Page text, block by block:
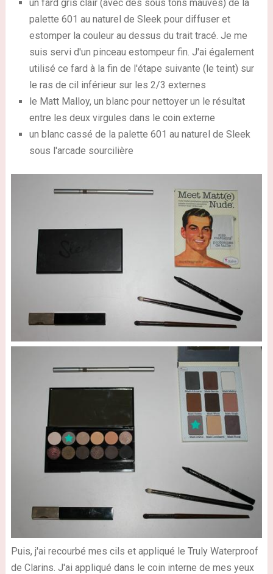
un fard gris clair (avec des sous tons mauves) de la
palette 601 au naturel de Sleek pour diffuser et
estomper la couleur au dessus du trait tracé. Je me
suis servi d'un pinceau estompeur fin. J'ai également
utilisé ce fard à la fin de l'étape suivante (le teint) sur
le ras de cil inférieur sur les 2/3 externes
le Matt Malloy, un blanc pour nettoyer un le résultat
entre les deux virgules dans le coin externe
un blanc cassé de la palette 601 au naturel de Sleek
sous l'arcade sourcilière
Puis, j'ai recourbé mes cils et appliqué le Truly Waterproof
de Clarins. J'ai appliqué dans le coin interne de mes yeux